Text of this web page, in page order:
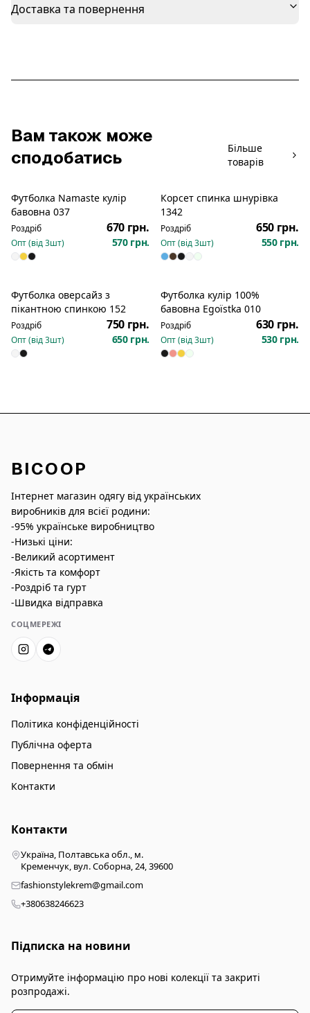
Доставка та повернення
Вам також може
сподобатись
Більше
товарів
Новинка
Футболка Namaste кулір
бавовна 037
Роздріб 670 грн.
Опт (від3шт) 570 грн.
Новинка
Корсет спинка шнурівка
1342
Роздріб 650 грн.
Опт (від3шт) 550 грн.
Футболка оверсайз з
пікантною спинкою 152
Роздріб 750 грн.
Опт (від3шт) 650 грн.
Футболка кулір 100%
бавовна Egoїstka 010
Роздріб 630 грн.
Опт (від3шт) 530 грн.
BICOOP
Інтернет магазин одягу від українських
виробників для всієї родини:
-95% українське виробництво
-Низькі ціни:
-Великий асортимент
-Якість та комфорт
-Роздріб та гурт
-Швидка відправка
СОЦМЕРЕЖІ
Інформація
Політика конфіденційності
Публічна оферта
Повернення та обмін
Контакти
Контакти
Україна, Полтавська обл., м.
Кременчук, вул. Соборна, 24, 39600
fashionstylekrem@gmail.com
+380638246623
Підписка на новини
Отримуйте інформацію про нові колекції та закриті
розпродажі.